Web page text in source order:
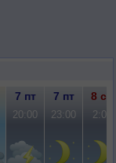
7 пт 7 пт 8 сб
20:00 23:00 2:00